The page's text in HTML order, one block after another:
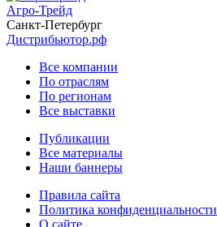
Агро-Трейд
Санкт-Петербург
Дистрибьютор.рф
Все компании
По отраслям
По регионам
Все выставки
Публикации
Все материалы
Наши баннеры
Правила сайта
Политика конфиденциальности